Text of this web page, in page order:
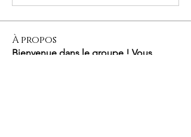
À propos
Bienvenue dans le groupe ! Vous